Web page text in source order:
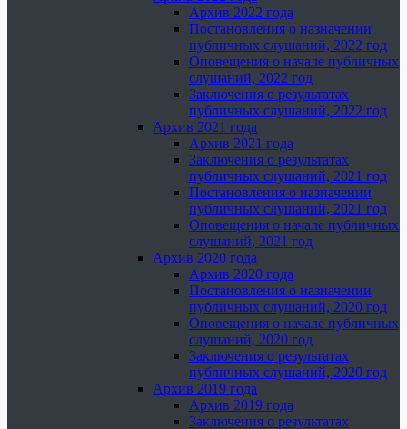
Архив 2022 года
Постановления о назначении
публичных слушаний, 2022 год
Оповещения о начале публичных
слушаний, 2022 год
Заключения о результатах
публичных слушаний, 2022 год
Архив 2021 года
Архив 2021 года
Заключения о результатах
публичных слушаний, 2021 год
Постановления о назначении
публичных слушаний, 2021 год
Оповещения о начале публичных
слушаний, 2021 год
Архив 2020 года
Архив 2020 года
Постановления о назначении
публичных слушаний, 2020 год
Оповещения о начале публичных
слушаний, 2020 год
Заключения о результатах
публичных слушаний, 2020 год
Архив 2019 года
Архив 2019 года
Заключения о результатах